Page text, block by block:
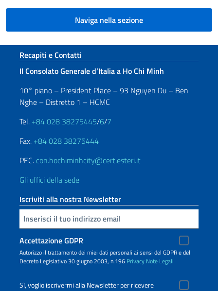
Naviga nella sezione
Sezione footer
Recapiti e Contatti
Il Consolato Generale d’Italia a Ho Chi Minh
10° piano – President Place – 93 Nguyen Du – Ben
Nghe – Distretto 1 – HCMC
Tel. +84 028 38275445/6/7
Fax. +84 028 38275444
PEC. con.hochiminhcity@cert.esteri.it
Gli uffici della sede
Iscriviti alla nostra Newsletter
Inserisci la tua email
Accettazione GDPR
Autorizzo il trattamento dei miei dati personali ai sensi del GDPR e del
Decreto Legislativo 30 giugno 2003, n.196 Privacy Note Legali
Sì, voglio iscrivermi alla Newsletter per ricevere